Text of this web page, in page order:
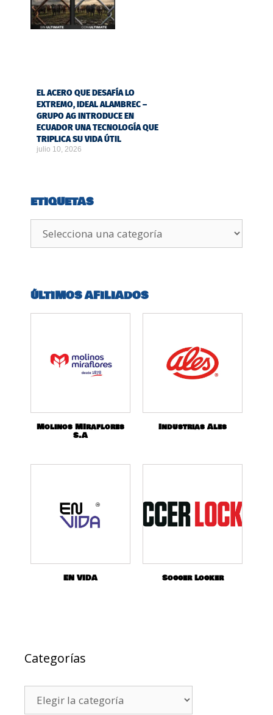
EL ACERO QUE DESAFÍA LO
EXTREMO, IDEAL ALAMBREC –
GRUPO AG INTRODUCE EN
ECUADOR UNA TECNOLOGÍA QUE
TRIPLICA SU VIDA ÚTIL
julio 10, 2026
ETIQUETAS
ÚLTIMOS AFILIADOS
Molinos MIraflores
S.A
Industrias Ales
EN VIDA Soccer Locker
Categorías